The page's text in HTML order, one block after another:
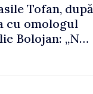
Tofan, după
cu omologul
Bolojan: „Ne